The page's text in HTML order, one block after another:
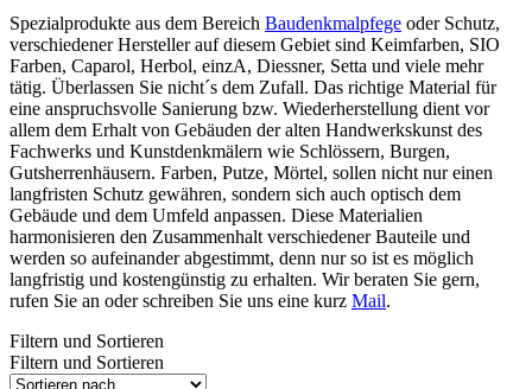
Spezialprodukte aus dem Bereich Baudenkmalpfege oder Schutz,
verschiedener Hersteller auf diesem Gebiet sind Keimfarben, SIO
Farben, Caparol, Herbol, einzA, Diessner, Setta und viele mehr
tätig. Überlassen Sie nicht´s dem Zufall. Das richtige Material für
eine anspruchsvolle Sanierung bzw. Wiederherstellung dient vor
allem dem Erhalt von Gebäuden der alten Handwerkskunst des
Fachwerks und Kunstdenkmälern wie Schlössern, Burgen,
Gutsherrenhäusern. Farben, Putze, Mörtel, sollen nicht nur einen
langfristen Schutz gewähren, sondern sich auch optisch dem
Gebäude und dem Umfeld anpassen. Diese Materialien
harmonisieren den Zusammenhalt verschiedener Bauteile und
werden so aufeinander abgestimmt, denn nur so ist es möglich
langfristig und kostengünstig zu erhalten. Wir beraten Sie gern,
rufen Sie an oder schreiben Sie uns eine kurz Mail.
Filtern und Sortieren
Filtern und Sortieren